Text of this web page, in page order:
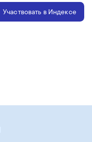
Участвовать в Индексе